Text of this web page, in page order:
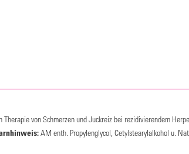
von Schmerzen und Juckreiz bei rezidivierendem
AM enth. Propylenglycol, Cetylstearylalkohol u.